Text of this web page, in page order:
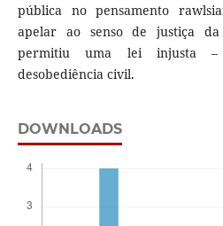
pública no pensamento
apelar ao senso de justiça
permitiu uma lei injusta –
desobediência civil.
DOWNLOADS